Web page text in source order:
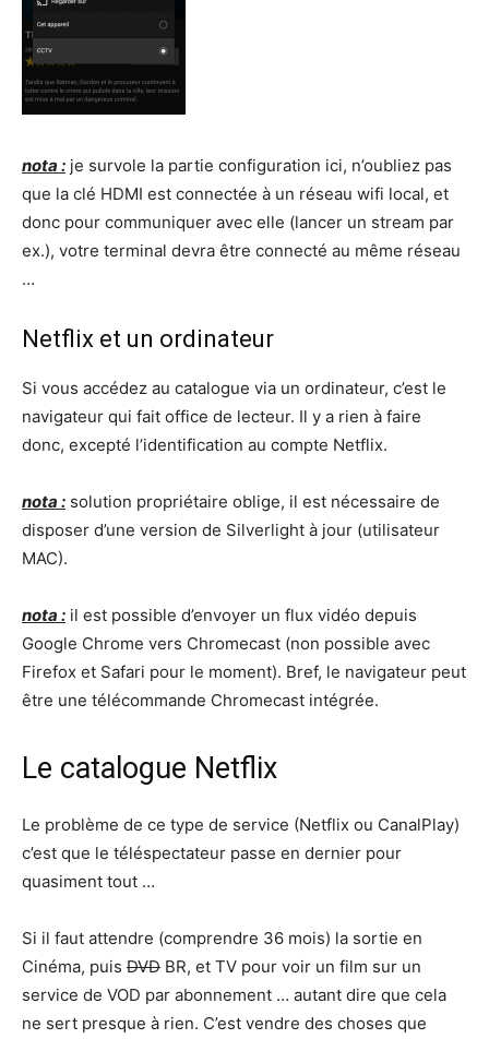
nota : je survole la partie configuration ici, n’oubliez pas
que la clé HDMI est connectée à un réseau wifi local, et
donc pour communiquer avec elle (lancer un stream par
ex.), votre terminal devra être connecté au même réseau
…
Netflix et un ordinateur
Si vous accédez au catalogue via un ordinateur, c’est le
navigateur qui fait office de lecteur. Il y a rien à faire
donc, excepté l’identification au compte Netflix.
nota : solution propriétaire oblige, il est nécessaire de
disposer d’une version de Silverlight à jour (utilisateur
MAC).
nota : il est possible d’envoyer un flux vidéo depuis
Google Chrome vers Chromecast (non possible avec
Firefox et Safari pour le moment). Bref, le navigateur peut
être une télécommande Chromecast intégrée.
Le catalogue Netflix
Le problème de ce type de service (Netflix ou CanalPlay)
c’est que le téléspectateur passe en dernier pour
quasiment tout …
Si il faut attendre (comprendre 36 mois) la sortie en
Cinéma, puis DVD BR, et TV pour voir un film sur un
service de VOD par abonnement … autant dire que cela
ne sert presque à rien. C’est vendre des choses que